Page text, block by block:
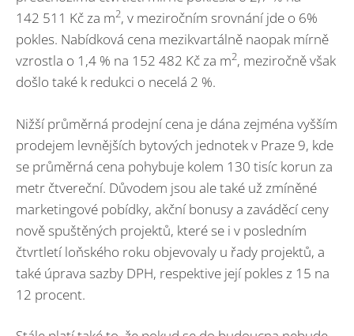
142 511 Kč za m2, v meziročním srovnání jde o 6%
pokles. Nabídková cena mezikvartálně naopak mírně
vzrostla o 1,4 % na 152 482 Kč za m2, meziročně však
došlo také k redukci o necelá 2 %.
Nižší průměrná prodejní cena je dána zejména vyšším
prodejem levnějších bytových jednotek v Praze 9, kde
se průměrná cena pohybuje kolem 130 tisíc korun za
metr čtvereční. Důvodem jsou ale také už zmíněné
marketingové pobídky, akční bonusy a zaváděcí ceny
nově spuštěných projektů, které se i v posledním
čtvrtletí loňského roku objevovaly u řady projektů, a
také úprava sazby DPH, respektive její pokles z 15 na
12 procent.